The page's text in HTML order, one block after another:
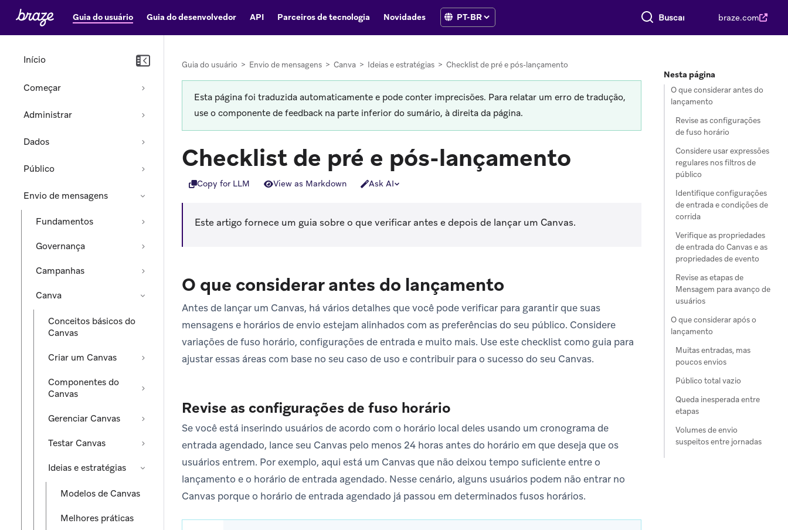
Guia do usuário Guia do desenvolvedor API Parceiros de tecnologia Novidades Buscar tudo braze.com
Início
Começar
Administrar
Dados
Público
Envio de mensagens
Fundamentos
Governança
Campanhas
Canva
Conceitos básicos do
Canvas
Criar um Canvas
Componentes do
Canvas
Gerenciar Canvas
Testar Canvas
Ideias e estratégias
Modelos de Canvas
Melhores práticas
Guia do usuário > Envio de mensagens > Canva > Ideias e estratégias > Checklist de pré e pós-lançamento
Esta página foi traduzida automaticamente e pode conter imprecisões. Para relatar um erro de tradução,
use o componente de feedback na parte inferior do sumário, à direita da página.
Checklist de pré e pós-lançamento
Copy for LLM View as Markdown Ask AI
Este artigo fornece um guia sobre o que verificar antes e depois de lançar um Canvas.
O que considerar antes do lançamento
Antes de lançar um Canvas, há vários detalhes que você pode verificar para garantir que suas
mensagens e horários de envio estejam alinhados com as preferências do seu público. Considere
variações de fuso horário, configurações de entrada e muito mais. Use este checklist como guia para
ajustar essas áreas com base no seu caso de uso e contribuir para o sucesso do seu Canvas.
Revise as configurações de fuso horário
Se você está inserindo usuários de acordo com o horário local deles usando um cronograma de
entrada agendado, lance seu Canvas pelo menos 24 horas antes do horário em que deseja que os
usuários entrem. Por exemplo, aqui está um Canvas que não deixou tempo suficiente entre o
lançamento e o horário de entrada agendado. Nesse cenário, alguns usuários podem não entrar no
Canvas porque o horário de entrada agendado já passou em determinados fusos horários.
Nesta página
O que considerar antes do
lançamento
Revise as configurações
de fuso horário
Considere usar expressões
regulares nos filtros de
público
Identifique configurações
de entrada e condições de
corrida
Verifique as propriedades
de entrada do Canvas e as
propriedades de evento
Revise as etapas de
Mensagem para avanço de
usuários
O que considerar após o
lançamento
Muitas entradas, mas
poucos envios
Público total vazio
Queda inesperada entre
etapas
Volumes de envio
suspeitos entre jornadas